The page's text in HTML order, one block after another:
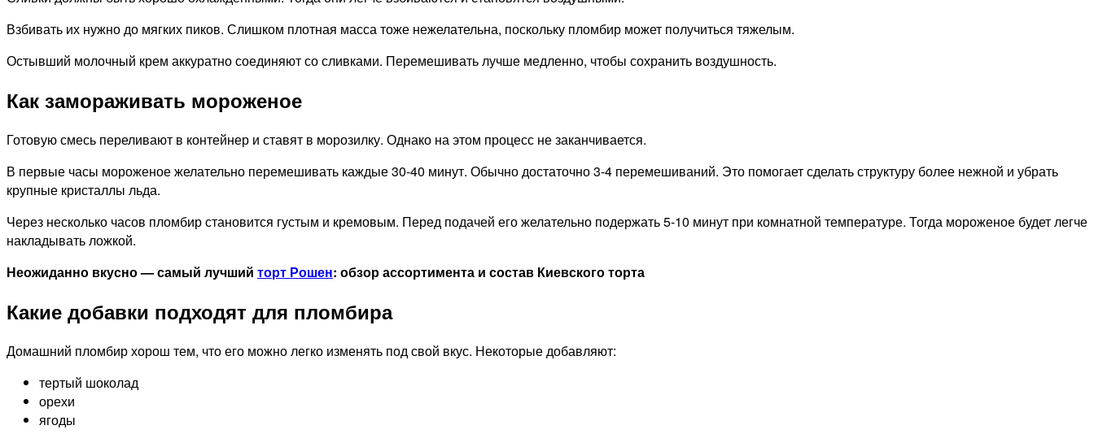
Взбивать их нужно до мягких пиков. Слишком плотная масса тоже нежелательна, поскольку пломбир может получиться тяжелым.
Остывший молочный крем аккуратно соединяют со сливками. Перемешивать лучше медленно, чтобы сохранить воздушность.
Как замораживать мороженое
Готовую смесь переливают в контейнер и ставят в морозилку. Однако на этом процесс не заканчивается.
В первые часы мороженое желательно перемешивать каждые 30-40 минут. Обычно достаточно 3-4 перемешиваний. Это помогает сделать структуру более нежной и убрать
крупные кристаллы льда.
Через несколько часов пломбир становится густым и кремовым. Перед подачей его желательно подержать 5-10 минут при комнатной температуре. Тогда мороженое будет легче
накладывать ложкой.
Неожиданно вкусно — самый лучший торт Рошен: обзор ассортимента и состав Киевского торта
Какие добавки подходят для пломбира
Домашний пломбир хорош тем, что его можно легко изменять под свой вкус. Некоторые добавляют:
тертый шоколад
орехи
ягоды